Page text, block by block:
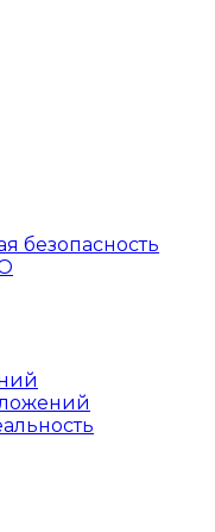
безопасность